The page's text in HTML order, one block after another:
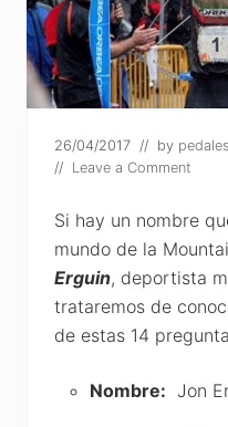
26/04/2017 // by
// Leave a Comment
Si hay un nombre
mundo de la
Erguin, deportista
trataremos de
de estas 14
Nombre: Jon